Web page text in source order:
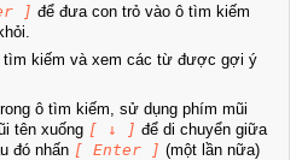
] để đưa con trỏ vào ô tìm kiếm
tìm kiếm và xem các từ được gợi ý
ô tìm kiếm, sử dụng phím mũi
tên xuống [ ↓ ] để di chuyển giữa
đó nhấn [ Enter ] (một lần nữa)